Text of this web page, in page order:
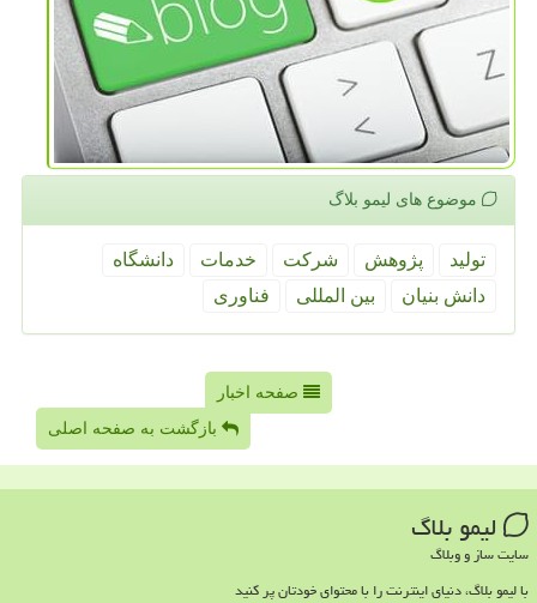
موضوع های لیمو بلاگ
تولید پژوهش شركت خدمات
دانشگاه
دانش بنیان
بین المللی فناوری
صفحه اخبار
بازگشت به صفحه اصلی
لیمو بلاگ
سایت ساز و وبلاگ
با لیمو بلاگ، دنیای اینترنت را با محتوای خودتان پر کنید